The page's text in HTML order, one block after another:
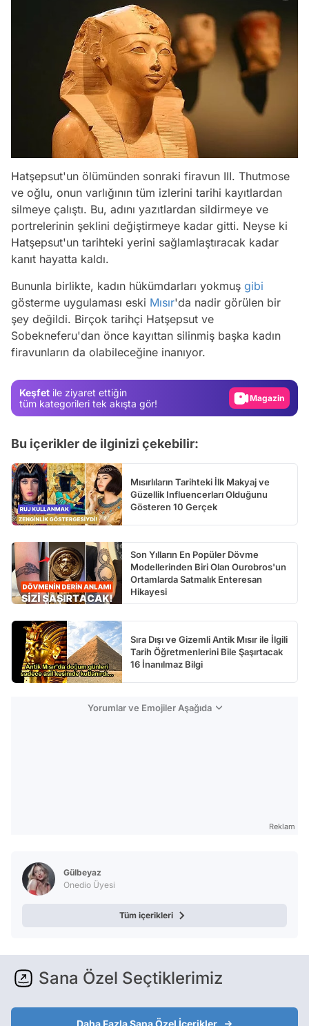
Hatşepsut'un ölümünden sonraki firavun III. Thutmose
ve oğlu, onun varlığının tüm izlerini tarihi kayıtlardan
silmeye çalıştı. Bu, adını yazıtlardan sildirmeye ve
portrelerinin şeklini değiştirmeye kadar gitti. Neyse ki
Hatşepsut'un tarihteki yerini sağlamlaştıracak kadar
kanıt hayatta kaldı.
Bununla birlikte, kadın hükümdarları yokmuş gibi
gösterme uygulaması eski Mısır'da nadir görülen bir
şey değildi. Birçok tarihçi Hatşepsut ve
Sobekneferu'dan önce kayıttan silinmiş başka kadın
firavunların da olabileceğine inanıyor.
Keşfet ile ziyaret ettiğin
tüm kategorileri tek akışta gör!
Video
Video
Bu içerikler de ilginizi çekebilir:
Mısırlıların Tarihteki İlk Makyaj ve
Güzellik Influencerları Olduğunu
Gösteren 10 Gerçek
Son Yılların En Popüler Dövme
Modellerinden Biri Olan Ourobros'un
Ortamlarda Satmalık Enteresan
Hikayesi
Sıra Dışı ve Gizemli Antik Mısır ile İlgili
Tarih Öğretmenlerini Bile Şaşırtacak
16 İnanılmaz Bilgi
Yorumlar ve Emojiler Aşağıda
Reklam
Gülbeyaz
Onedio Üyesi
Tüm içerikleri
Sana Özel Seçtiklerimiz
Daha Fazla Sana Özel İçerikler